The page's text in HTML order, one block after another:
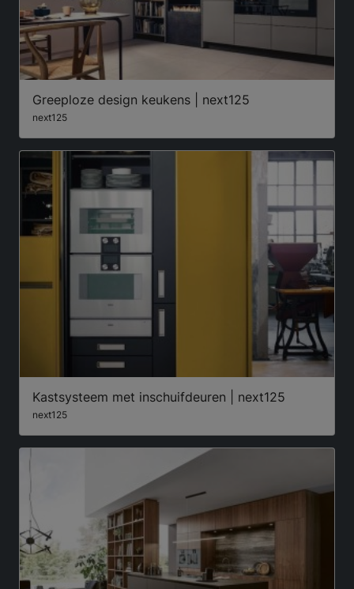
Greeploze design keukens | next125
next125
Kastsysteem met inschuifdeuren | next125
next125